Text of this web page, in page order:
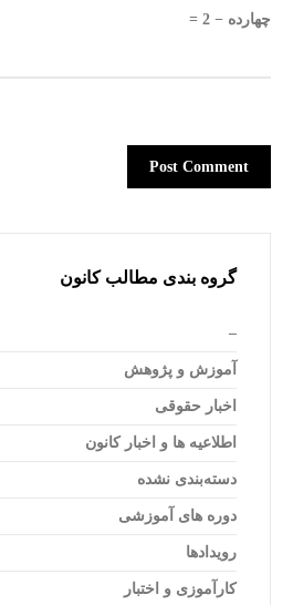
چهارده − 2 =
گروه بندی مطالب کانون
–
آموزش و پژوهش
اخبار حقوقی
اطلاعیه ها و اخبار کانون
دسته‌بندی نشده
دوره های آموزشی
رویدادها
کارآموزی و اختبار